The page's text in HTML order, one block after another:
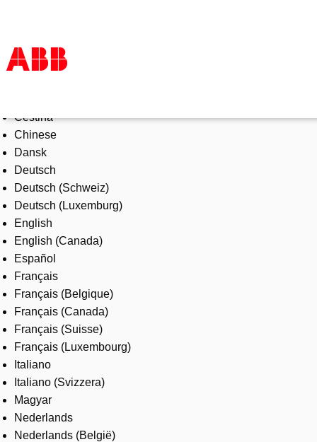
Products & Solutions
Industries
Services
About us
Where to buy
Contact us
Careers
Čeština
Chinese
Dansk
Deutsch
Deutsch (Schweiz)
Deutsch (Luxemburg)
English
English (Canada)
Español
Français
Français (Belgique)
Français (Canada)
Français (Suisse)
Français (Luxembourg)
Italiano
Italiano (Svizzera)
Magyar
Nederlands
Nederlands (België)